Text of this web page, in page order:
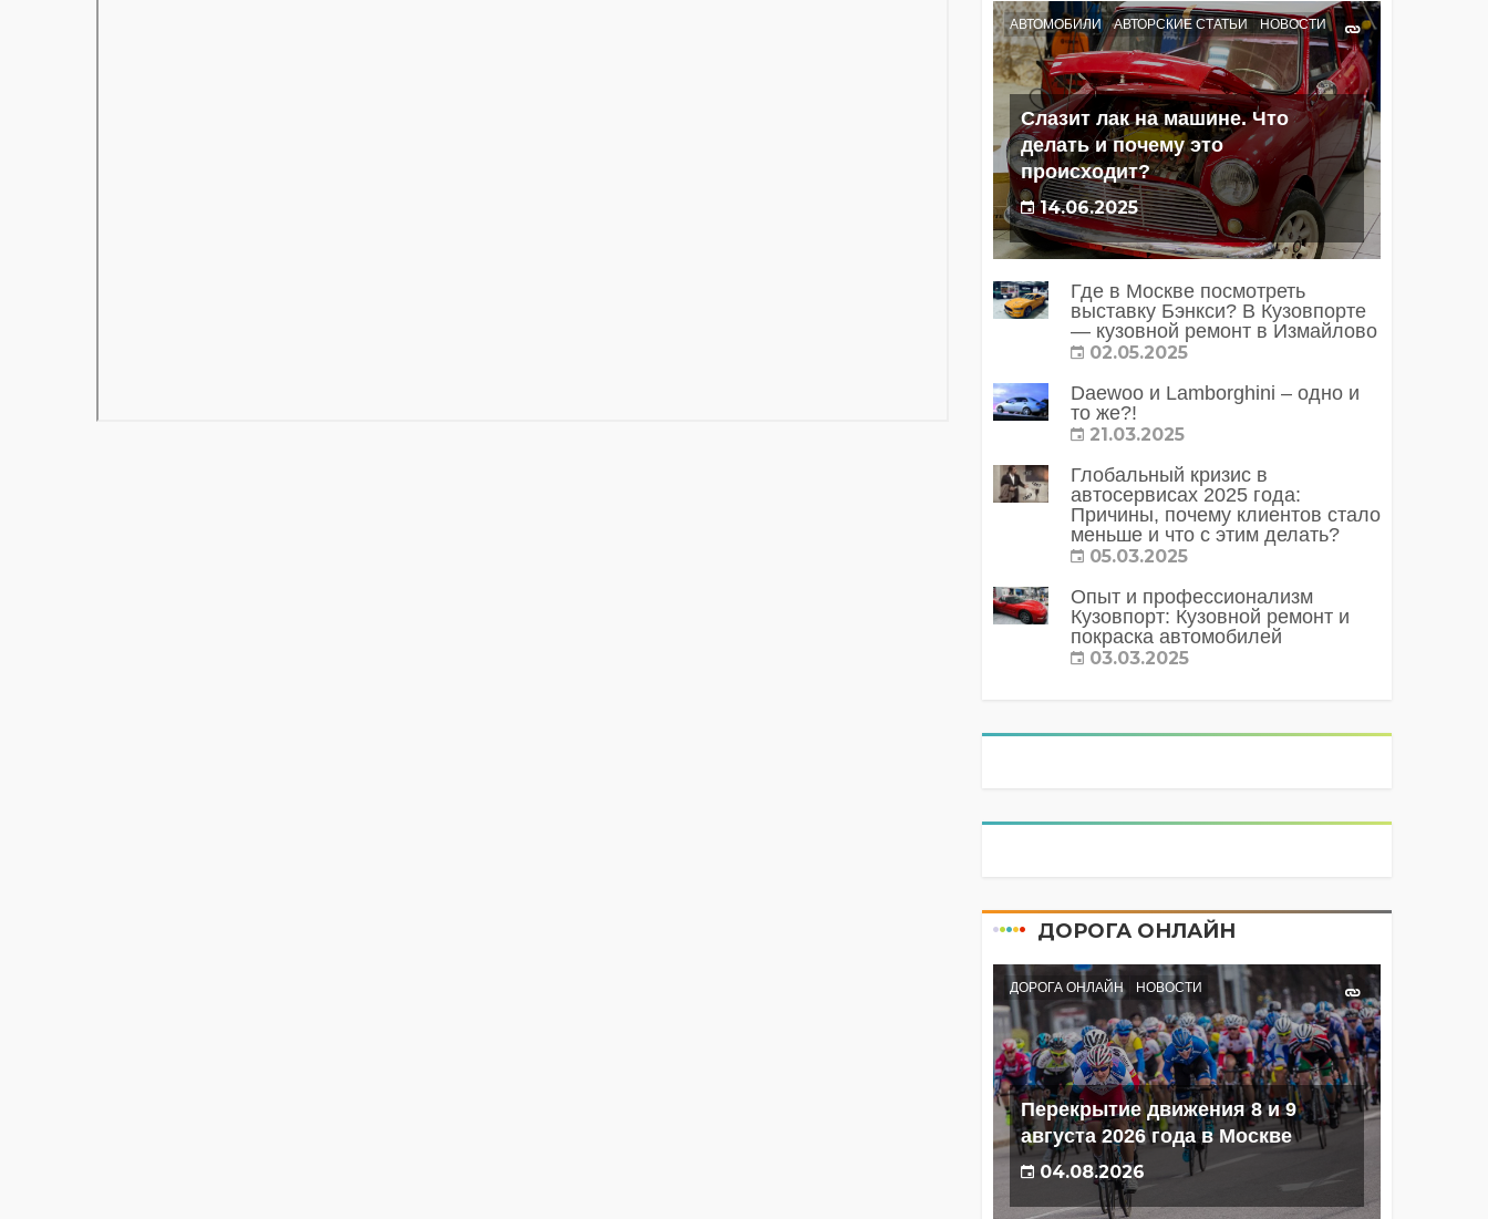
АВТОМОБИЛИ АВТОРСКИЕ СТАТЬИ НОВОСТИ
Слазит лак на машине. Что
делать и почему это
происходит?
14.06.2025
Где в Москве посмотреть
выставку Бэнкси? В Кузовпорте
— кузовной ремонт в Измайлово
02.05.2025
Daewoo и Lamborghini – одно и
то же?!
21.03.2025
Глобальный кризис в
автосервисах 2025 года:
Причины, почему клиентов стало
меньше и что с этим делать?
05.03.2025
Опыт и профессионализм
Кузовпорт: Кузовной ремонт и
покраска автомобилей
03.03.2025
ДОРОГА ОНЛАЙН
ДОРОГА ОНЛАЙН НОВОСТИ
Перекрытие движения 8 и 9
августа 2026 года в Москве
04.08.2026